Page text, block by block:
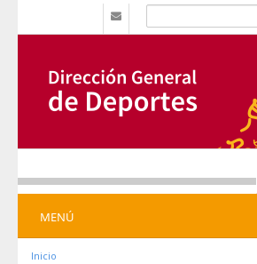
MENÚ
Inicio